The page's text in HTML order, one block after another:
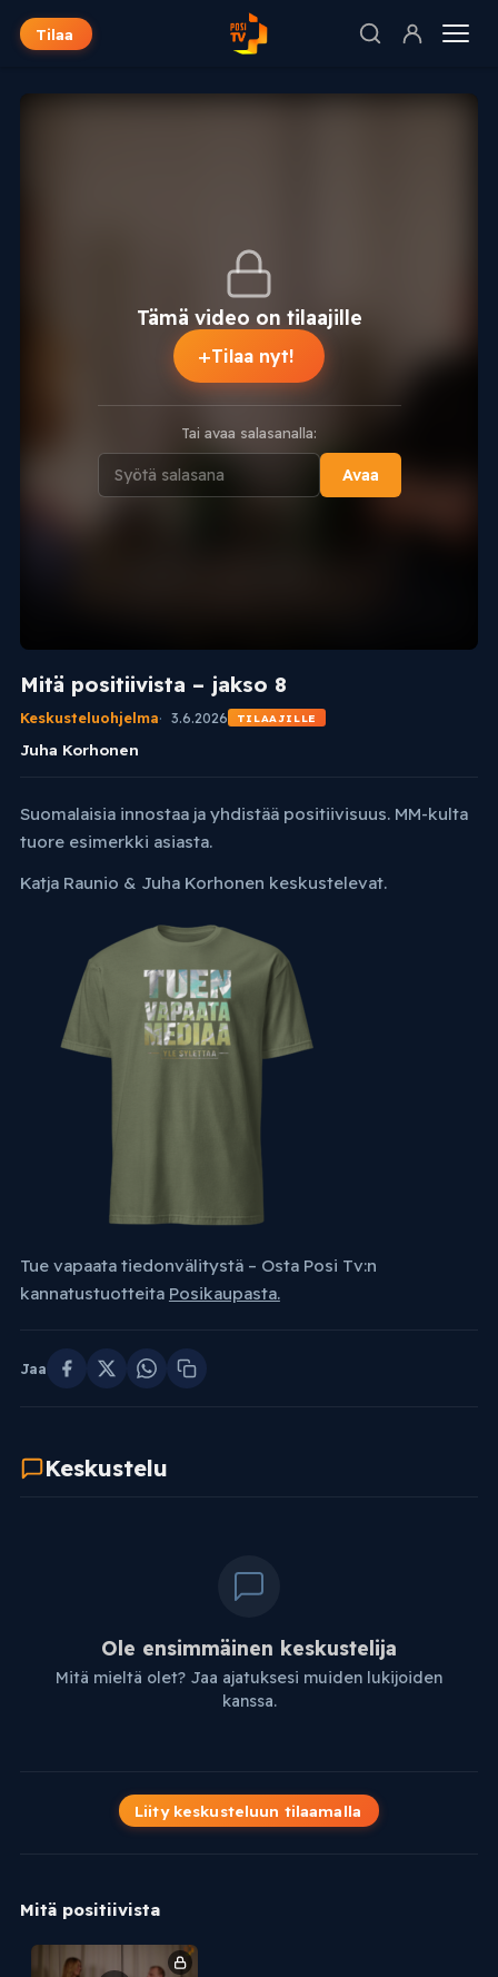
Tilaa
Tämä video on tilaajille
+Tilaa nyt!
Tai avaa salasanalla:
Avaa
Mitä positiivista – jakso 8
Keskusteluohjelma 3.6.2026 TILAAJILLE
Juha Korhonen
Suomalaisia innostaa ja yhdistää positiivisuus. MM-kulta
tuore esimerkki asiasta.
Katja Raunio & Juha Korhonen keskustelevat.
Tue vapaata tiedonvälitystä – Osta Posi Tv:n
kannatustuotteita Posikaupasta.
Jaa
Keskustelu
Ole ensimmäinen keskustelija
Mitä mieltä olet? Jaa ajatuksesi muiden lukijoiden
kanssa.
Liity keskusteluun tilaamalla
Mitä positiivista